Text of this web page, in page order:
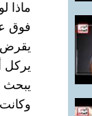
ماذا
فوق
يقرض
يركل
يبحث